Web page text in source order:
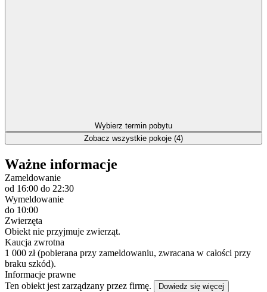
Wybierz termin pobytu
Zobacz wszystkie pokoje (4)
Ważne informacje
Zameldowanie
od 16:00 do 22:30
Wymeldowanie
do 10:00
Zwierzęta
Obiekt nie przyjmuje zwierząt.
Kaucja zwrotna
1 000 zł (pobierana przy zameldowaniu, zwracana w całości przy
braku szkód).
Informacje prawne
Ten obiekt jest zarządzany przez firmę.
Dowiedz się więcej